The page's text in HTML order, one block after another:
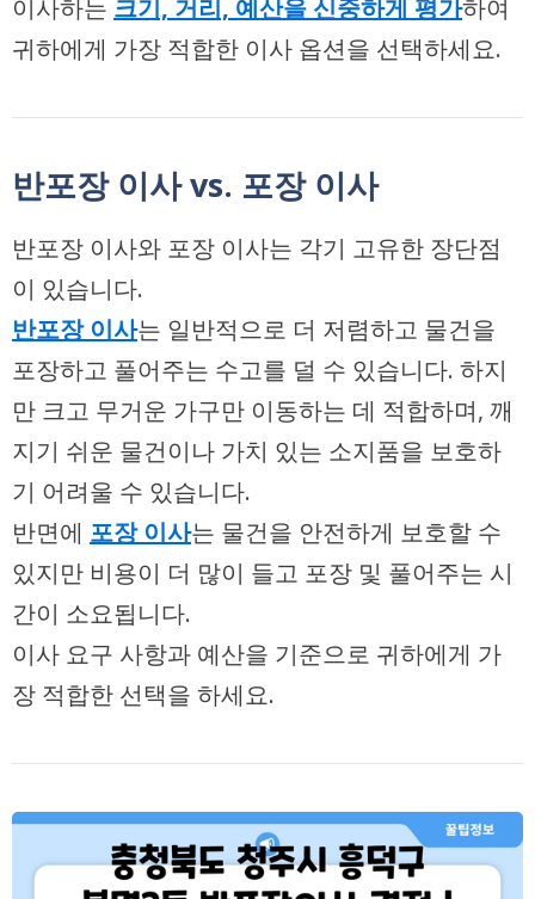
이사하는 크기, 거리, 예산을 신중하게 평가하여
귀하에게 가장 적합한 이사 옵션을 선택하세요.
반포장 이사 vs. 포장 이사
반포장 이사와 포장 이사는 각기 고유한 장단점
이 있습니다.
반포장 이사는 일반적으로 더 저렴하고 물건을
포장하고 풀어주는 수고를 덜 수 있습니다. 하지
만 크고 무거운 가구만 이동하는 데 적합하며, 깨
지기 쉬운 물건이나 가치 있는 소지품을 보호하
기 어려울 수 있습니다.
반면에 포장 이사는 물건을 안전하게 보호할 수
있지만 비용이 더 많이 들고 포장 및 풀어주는 시
간이 소요됩니다.
이사 요구 사항과 예산을 기준으로 귀하에게 가
장 적합한 선택을 하세요.